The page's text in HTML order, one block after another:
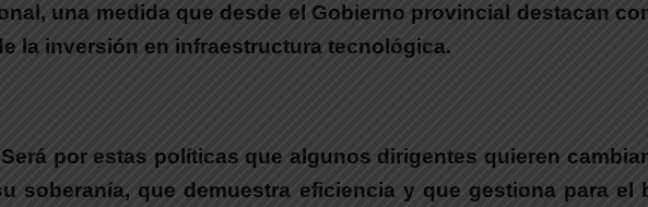
una medida que desde el Gobierno provincial destacan
la inversión en infraestructura tecnológica.
por estas políticas que algunos dirigentes quieren
soberanía, que demuestra eficiencia y que gestiona para el